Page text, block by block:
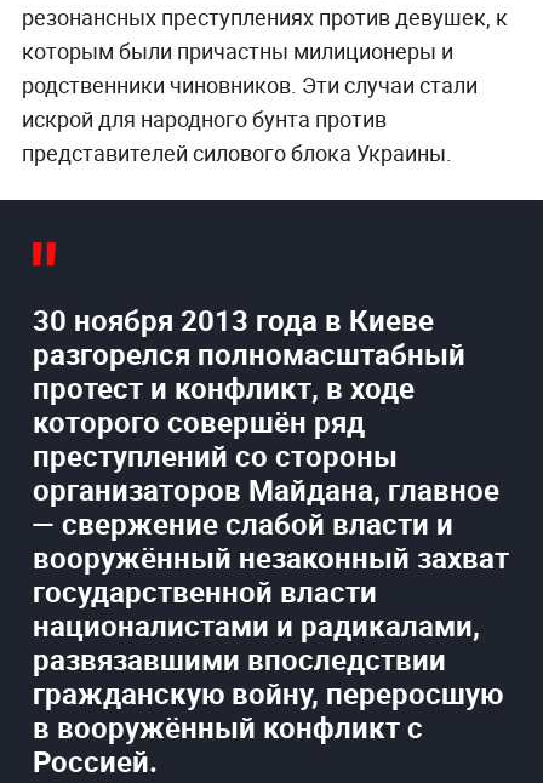
резонансных преступлениях против девушек, к
которым были причастны милиционеры и
родственники чиновников. Эти случаи стали
искрой для народного бунта против
представителей силового блока Украины.
30 ноября 2013 года в Киеве
разгорелся полномасштабный
протест и конфликт, в ходе
которого совершён ряд
преступлений со стороны
организаторов Майдана, главное
— свержение слабой власти и
вооружённый незаконный захват
государственной власти
националистами и радикалами,
развязавшими впоследствии
гражданскую войну, переросшую
в вооружённый конфликт с
Россией.